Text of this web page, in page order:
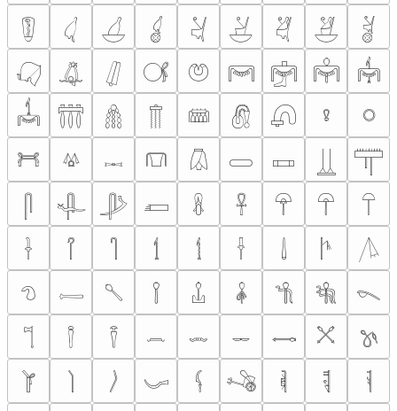
𓋐
𓋑 𓋒 𓋓 𓋔 𓋕 𓋖 𓋗
𓋘
𓋙
𓋚 𓋛 𓋜 𓋝 𓋞 𓋟 𓋠
𓋡
𓋢
𓋣 𓋤 𓋥 𓋦 𓋧 𓋨 𓋩
𓋪
𓋫
𓋬 𓋭 𓋮 𓋯 𓋰 𓋱 𓋲
𓋳
𓋴
𓋵 𓋶 𓋷 𓋸 𓋹 𓋺 𓋻
𓋼
𓋽
𓋾 𓋿 𓌀 𓌁 𓌂 𓌃 𓌄
𓌅
𓌆
𓌇 𓌈 𓌉 𓌊 𓌋 𓌌 𓌍
𓌎
𓌏
𓌐 𓌑 𓌒 𓌓 𓌔 𓌕 𓌖
𓌗
𓌘
𓌙 𓌚 𓌛 𓌜 𓌝 𓌞 𓌟
𓌠